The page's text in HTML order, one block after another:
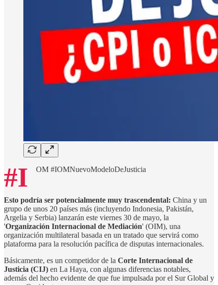
#I OM #IOMNuevoModeloDeJusticia
Esto podría ser potencialmente muy trascendental: China y un
grupo de unos 20 países más (incluyendo Indonesia, Pakistán,
Argelia y Serbia) lanzarán este viernes 30 de mayo, la
'Organización Internacional de Mediación' (OIM), una
organización multilateral basada en un tratado que servirá como
plataforma para la resolución pacífica de disputas internacionales.
Básicamente, es un competidor de la Corte Internacional de
Justicia (CIJ) en La Haya, con algunas diferencias notables,
además del hecho evidente de que fue impulsada por el Sur Global y